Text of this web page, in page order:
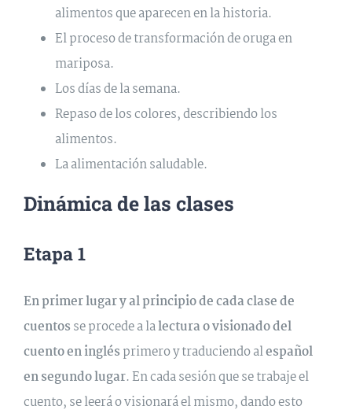
alimentos que aparecen en la historia.
El proceso de transformación de oruga en
mariposa.
Los días de la semana.
Repaso de los colores, describiendo los
alimentos.
La alimentación saludable.
Dinámica de las clases
Etapa 1
En primer lugar yal principio de cada clase de
cuentos se procede a lalectura o visionado del
cuento en inglés primero y traduciendo alespañol
en segundo lugar. En cada sesión que se trabaje el
cuento, se leerá o visionará el mismo, dando esto